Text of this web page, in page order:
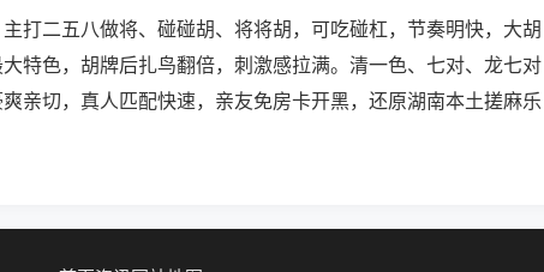
打二五八做将、碰碰胡、将将胡，可吃碰杠，节奏明快，大胡
特色，胡牌后扎鸟翻倍，刺激感拉满。清一色、七对、龙七对
亲切，真人匹配快速，亲友免房卡开黑，还原湖南本土搓麻乐